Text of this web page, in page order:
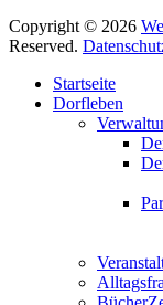
Copyright © 2026
Reserved.
oben
scrollen
Startseite
Dorfleben